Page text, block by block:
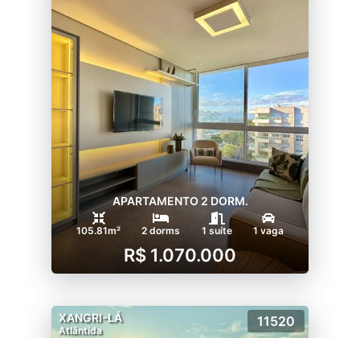
APARTAMENTO 2 DORM.
105.81m² 2 dorms 1 suíte 1 vaga
R$ 1.070.000
XANGRI-LÁ
Atlântida
11520